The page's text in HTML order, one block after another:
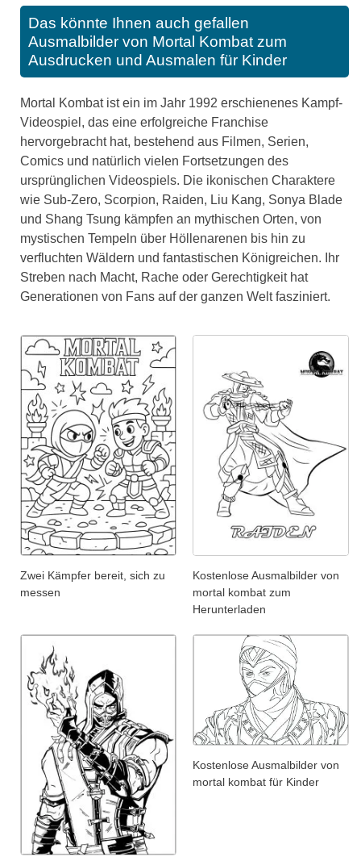
Das könnte Ihnen auch gefallen
Ausmalbilder von Mortal Kombat zum
Ausdrucken und Ausmalen für Kinder
Mortal Kombat ist ein im Jahr 1992 erschienenes Kampf-
Videospiel, das eine erfolgreiche Franchise
hervorgebracht hat, bestehend aus Filmen, Serien,
Comics und natürlich vielen Fortsetzungen des
ursprünglichen Videospiels. Die ikonischen Charaktere
wie Sub-Zero, Scorpion, Raiden, Liu Kang, Sonya Blade
und Shang Tsung kämpfen an mythischen Orten, von
mystischen Tempeln über Höllenarenen bis hin zu
verfluchten Wäldern und fantastischen Königreichen. Ihr
Streben nach Macht, Rache oder Gerechtigkeit hat
Generationen von Fans auf der ganzen Welt fasziniert.
Zwei Kämpfer bereit, sich zu
messen
Kostenlose Ausmalbilder von
mortal kombat zum
Herunterladen
Kostenlose Ausmalbilder von
mortal kombat für Kinder